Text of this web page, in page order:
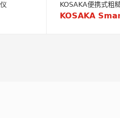
KOSAKA便携式粗